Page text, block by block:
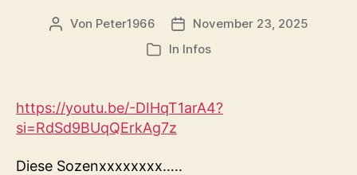
Beitragsautor
Von Peter1966 Veröffentlichungsdatum
November 23, 2025
Kategorien
In Infos
https://youtu.be/-DIHqT1arA4?
si=RdSd9BUqQErkAg7z
Diese Sozenxxxxxxxx…..